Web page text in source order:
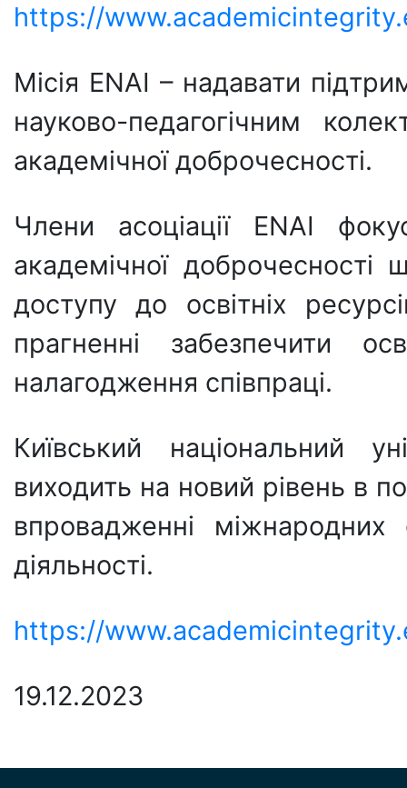
https://
Місія ENAI – надавати
науково-педагогічним
академічної доброчесності.
Члени асоціації ENAI
академічної
доступу до освітніх
прагненні забезпечити
налагодження співпраці.
Київський національний
виходить на новий рівень в
впровадженні міжнародних
діяльності.
https://
19.12.2023